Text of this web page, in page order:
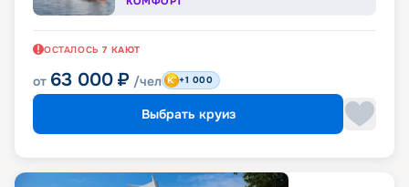
ОСТАЛОСЬ 7 КАЮТ
от 63 000 ₽ /чел +1 000
Выбрать круиз